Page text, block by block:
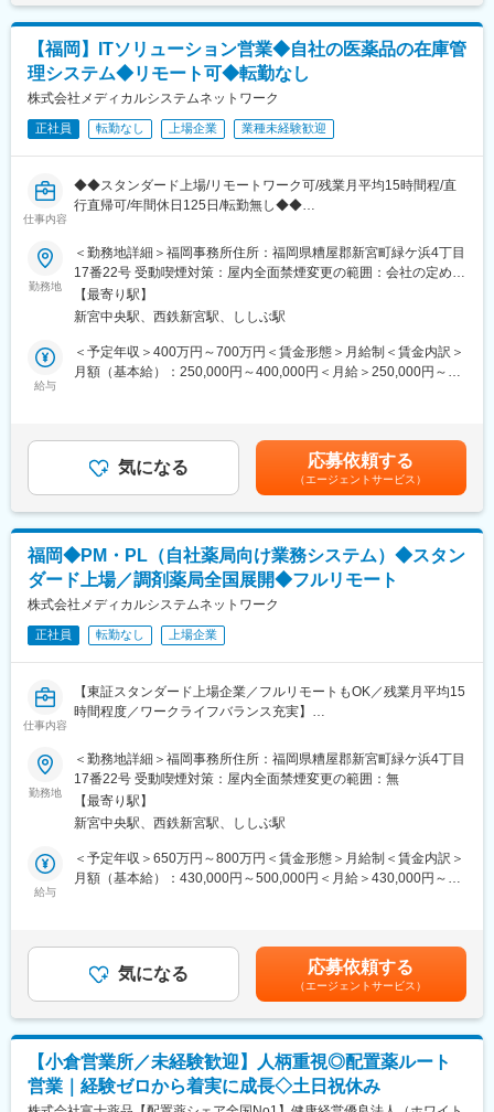
す。地域に根差した医療サービスの提供を目指し、医薬連携によ
る細やかな医療・サービスの提供を行っております。
調剤薬局事業では全国472店舗を展開、医薬品ネットワーク加盟
件数は47都道府県で約11,678件（2025年11月末）を全国各地で
事業を展開しています。
変更の範囲：会社の定める業務
経験やスキルなどによりますが、マネジメント業務へとステップ
アップや、スペシャリストとして業務を極めていっていただくこ
とも可能です。
■魅力：
業務に関係する技術書籍の購入や研修参加費などは会社が費用負
担する等、エンジニアの就業環境をサポートする体制が整ってい
ます。
■当社の特徴：
業・給食事業・訪問介護事業等、地域の「医・食・住」のインフ
ラとして
地域住民の健康を支えるトータルサービス事業を展開していま
す。地域に根差した医療サービスの提供を目指し、医薬連携によ
医療・サービスの提供を行っております。
調剤薬局事業では全国472店舗を展開、医薬品ネットワーク加盟
残業は月平均15時間程度なので、ワークライフバランスを重視す
ることができます。
リモートワークも業務に応じて可能ですので、効率のいい働き方
も実現可能です。
産休・育休取得後の復帰率も約98％など、高い定着率が特徴で、
長期的な就業が可能です。
変更の範囲：会社の定める業務
【福岡】ITソリューション営業◆自社の医薬品の在庫管
理システム◆リモート可◆転勤なし
株式会社メディカルシステムネットワーク
正社員 転勤なし 上場企業 業種未経験歓迎
仕事内容
◆◆スタンダード上場/リモートワーク可/残業月平均15時間程/直
行直帰可/年間休日125日/転勤無し◆◆
調剤薬局“なの花薬局”を全国に展開している当社。調剤薬局に対し
て、医薬品の在庫管理システム拡販のために新組織を立ち上げま
した。新システム拡販のため営業メンバーを募集いたします。
■業務内容
自社サービスである医薬品の在庫管理システム「LINCLE」
（https://msnw-lincle.jp/）の新規導入の提案営業をお任せいたしま
受注件数が個人目標として課されますが、立ち上げフェーズのサ
ービスであるため、数字だけではなく定性面を含めた評価となり
福岡支店にはベテランの営業1名が在籍しており、事業拡大を見据
えた組織増強のための募集となります。先輩社員がしっかりフォ
ローしますので、業界未経験の方もご安心ください。カスタマー
サポート等、他チームメンバーと連携しながら、業務を進めてい
ただきます。
■キャリアパス
経験やスキルなどによりますが、組織のマネジメント業務へステ
ップアップや、スペシャリストとして業務を極めていっていただ
くことも可能です。
■働きやすい環境
◎業務都合に合わせ、直行直帰やリモートワークを柔軟に活用で
きます。
◎残業は月平均15時間程度なので、ワークライフバランスを重視
◎産休・育休取得後の復帰率も約98％など、高い定着率が特徴
で、長期的な就業が可能です。
業・給食事業・訪問介護事業等、地域の「医・食・住」のインフ
ラとして地域住民の健康を支えるトータルサービス事業を展開し
ています。地域に根差した医療サービスの提供を目指し、医薬連
携による細やかな医療・サービスの提供を行っております。
調剤薬局事業では全国435店舗を展開、医薬品ネットワーク加盟
件数は47都道府県で合計8,912件（2023年8月末）を全国各地で事
業を展開しています。
勤務地
＜勤務地詳細＞福岡事務所住所：福岡県糟屋郡新宮町緑ケ浜4丁目
17番22号 受動喫煙対策：屋内全面禁煙変更の範囲：会社の定める
事業所（リモートワーク含む）
【最寄り駅】
新宮中央駅、西鉄新宮駅、ししぶ駅
給与
＜予定年収＞400万円～700万円＜賃金形態＞月給制＜賃金内訳＞
月額（基本給）：250,000円～400,000円＜月給＞250,000円～
も目安の金額であり、選考を通じて上下する可能性があります。
月給(月額)は固定手当を含めた表記です。
気になる 応募依頼する
（エージェントサービス）
福岡◆PM・PL（自社薬局向け業務システム）◆スタン
ダード上場／調剤薬局全国展開◆フルリモート
株式会社メディカルシステムネットワーク
正社員 転勤なし 上場企業
仕事内容
【東証スタンダード上場企業／フルリモートもOK／残業月平均15
時間程度／ワークライフバランス充実】
■業務概要：
「なの花薬局」チェーンの運営・同社グループや加盟登録してい
る一般保険薬局等の医療機関に対し、医薬品調達から薬剤師研修
までの保険薬局運営支援サービスを提供する当社で、プロジェク
トマネージャー業務をお任せします。
＜具体的に＞
業務事例：
直営店約450店舗の管理運用システム
医薬品ネットワーク加盟店(約10,000店舗)のシステム運用・開発
提案、コスト見積もり、要件定義～運用まで経験やスキルに応じ
て業務をお任せしていきます。
さらなるマネジメント業務や、PMのスペシャリストとして業務を
極めて頂くことも可能です。
勤務地
＜勤務地詳細＞福岡事務所住所：福岡県糟屋郡新宮町緑ケ浜4丁目
17番22号 受動喫煙対策：屋内全面禁煙変更の範囲：無
【最寄り駅】
新宮中央駅、西鉄新宮駅、ししぶ駅
給与
＜予定年収＞650万円～800万円＜賃金形態＞月給制＜賃金内訳＞
月額（基本給）：430,000円～500,000円＜月給＞430,000円～
も目安の金額であり、選考を通じて上下する可能性があります。
月給(月額)は固定手当を含めた表記です。
気になる 応募依頼する
（エージェントサービス）
【小倉営業所／未経験歓迎】人柄重視◎配置薬ルート
営業｜経験ゼロから着実に成長◇土日祝休み